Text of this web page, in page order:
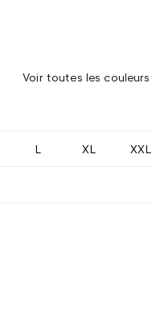
Voir toutes les couleurs
L XL XXL